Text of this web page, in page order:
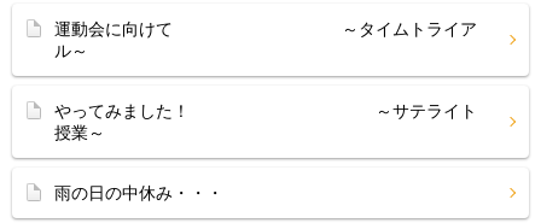
運動会に向けて ～タイムトライア
ル～
やってみました！ ～サテライト
授業～
雨の日の中休み・・・